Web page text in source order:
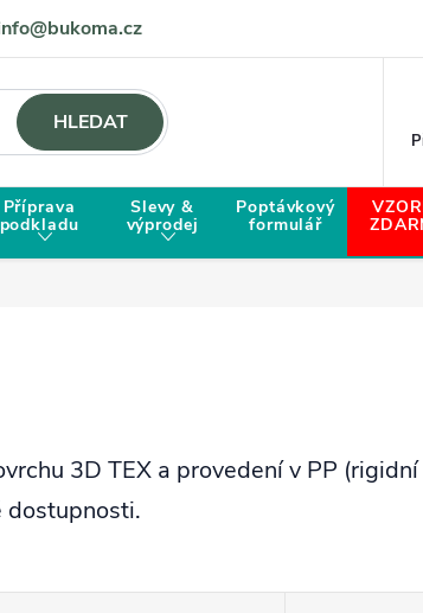
HLEDAT
Příprava
podkladu
Slevy &
výprodej
Poptávkový
formulář
3D TEX a provedení v PP
dostupnosti.